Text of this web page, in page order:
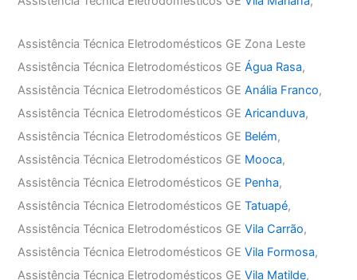
Assistência Técnica Eletrodomésticos GE Zona Leste
Assistência Técnica Eletrodomésticos GEÁgua Rasa,
Assistência Técnica Eletrodomésticos GEAnália Franco,
Assistência Técnica Eletrodomésticos GEAricanduva,
Assistência Técnica Eletrodomésticos GE Belém,
Assistência Técnica Eletrodomésticos GE Mooca,
Assistência Técnica Eletrodomésticos GE Penha,
Assistência Técnica Eletrodomésticos GETatuapé,
Assistência Técnica Eletrodomésticos GEVila Carrão,
Assistência Técnica Eletrodomésticos GEVila Formosa,
Assistência Técnica Eletrodomésticos GEVila Matilde,